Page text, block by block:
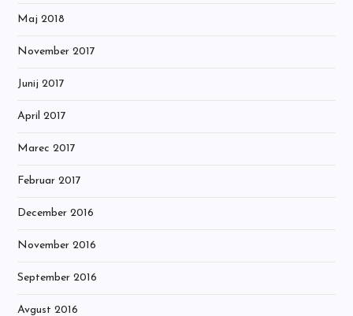
Maj 2018
November 2017
Junij 2017
April 2017
Marec 2017
Februar 2017
December 2016
November 2016
September 2016
Avgust 2016